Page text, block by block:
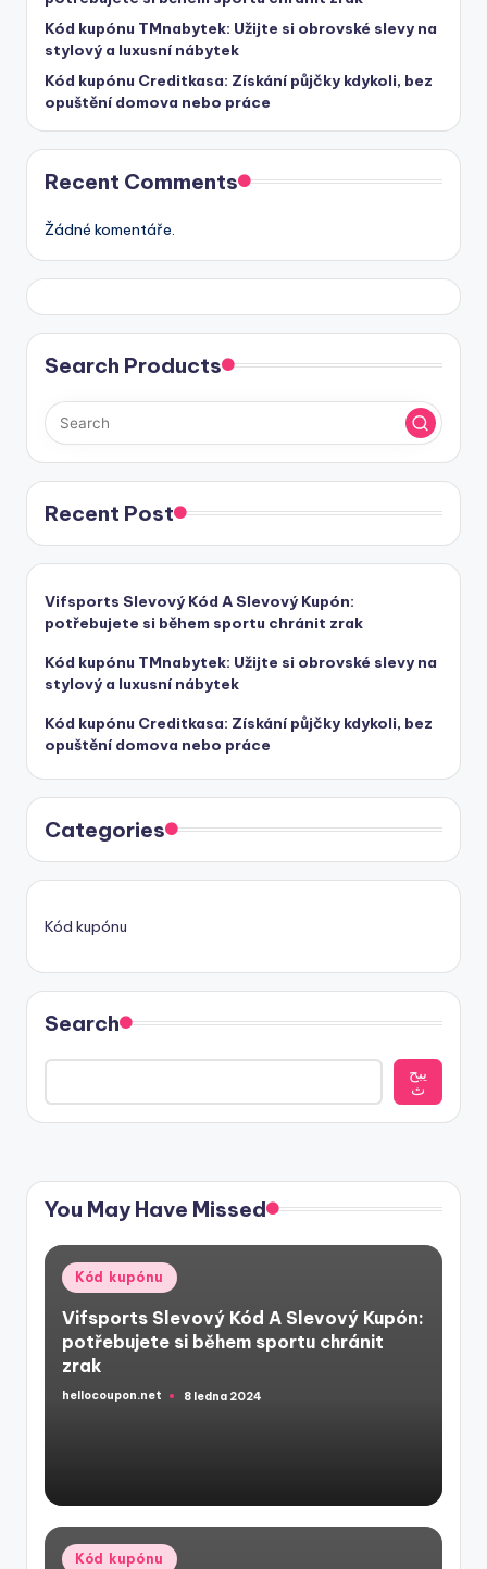
Kód kupónu TMnabytek: Užijte si obrovské slevy na
stylový a luxusní nábytek
Kód kupónu Creditkasa: Získání půjčky kdykoli, bez
opuštění domova nebo práce
Recent Comments
Žádné komentáře.
Search Products
Recent Post
Vifsports Slevový Kód A Slevový Kupón:
potřebujete si během sportu chránit zrak
Kód kupónu TMnabytek: Užijte si obrovské slevy na
stylový a luxusní nábytek
Kód kupónu Creditkasa: Získání půjčky kdykoli, bez
opuštění domova nebo práce
Categories
Kód kupónu
Search
يبح
ث
You May Have Missed
Posted
in
Kód kupónu
Vifsports Slevový Kód A Slevový Kupón:
potřebujete si během sportu chránit
zrak
Posted
hellocoupon.net 8 ledna 2024
Posted
Kód kupónu